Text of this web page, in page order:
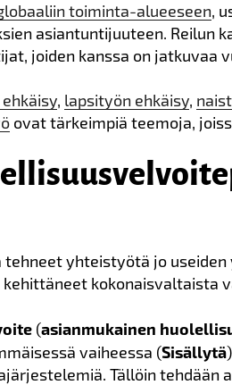
toiminta-alueeseen,
asiantuntijuuteen. Reilun
joiden kanssa on jatkuvaa
, lapsityön ehkäisy,
ovat tärkeimpiä teemoja,
tehneet yhteistyötä jo
kokonaisvaltaista
(asianmukainen
vaiheessa (Sisällytä
Tällöin tehdään